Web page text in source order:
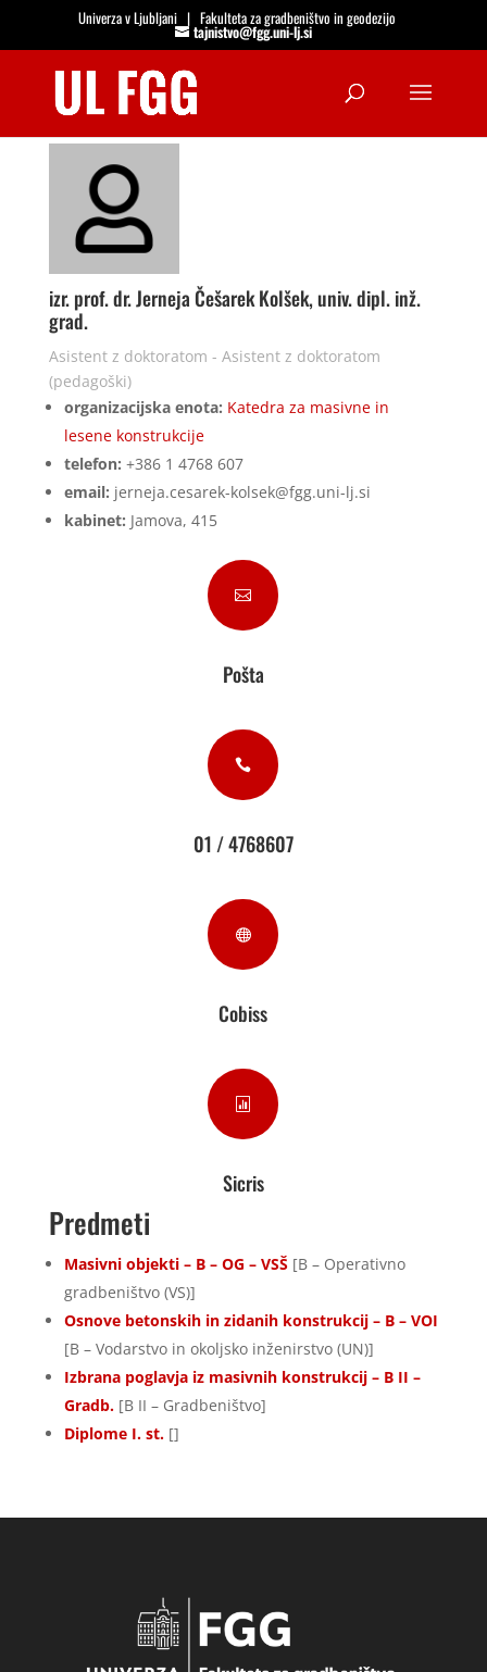
Univerza v Ljubljani |Fakulteta za gradbeništvo in geodezijo
tajnistvo@fgg.uni-lj.si
izr. prof. dr. Jerneja Češarek Kolšek, univ. dipl. inž.
grad.
Asistent z doktoratom - Asistent z doktoratom
(pedagoški)
organizacijska enota: Katedra za masivne in
lesene konstrukcije
telefon: +386 1 4768 607
email: jerneja.cesarek-kolsek@fgg.uni-lj.si
kabinet: Jamova, 415

Pošta

01 / 4768607

Cobiss

Sicris
Predmeti
Masivni objekti – B – OG – VSŠ[B – Operativno
gradbeništvo (VS)]
Osnove betonskih in zidanih konstrukcij – B – VOI
[B – Vodarstvo in okoljsko inženirstvo (UN)]
Izbrana poglavja iz masivnih konstrukcij – B II –
Gradb.[B II – Gradbeništvo]
Diplome I. st.[]